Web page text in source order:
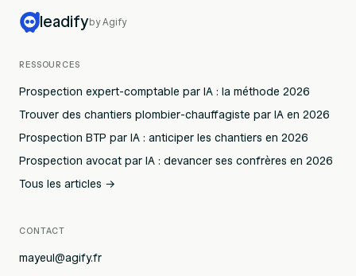
leadifyby Agify
RESSOURCES
Prospection expert-comptable par IA : la méthode 2026
Trouver des chantiers plombier-chauffagiste par IA en 2026
Prospection BTP par IA : anticiper les chantiers en 2026
Prospection avocat par IA : devancer ses confrères en 2026
Tous les articles →
CONTACT
mayeul@agify.fr